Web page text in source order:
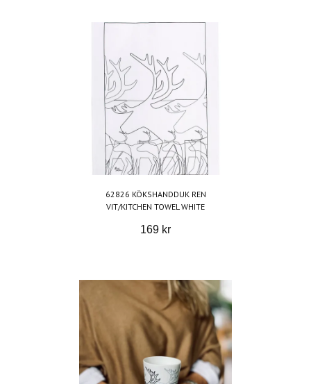
62826 KÖKSHANDDUK REN
VIT/KITCHEN TOWEL WHITE
169 kr